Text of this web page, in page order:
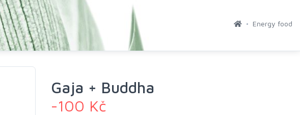
Energy food
Gaja + Buddha
-100 Kč